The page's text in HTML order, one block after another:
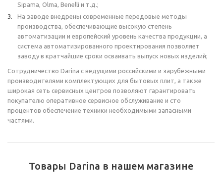
Sipama, Olma, Benelli и т.д.;
На заводе внедрены современные передовые методы
производства, обеспечивающие высокую степень
автоматизации и европейский уровень качества продукции, а
система автоматизированного проектирования позволяет
заводу в кратчайшие сроки осваивать выпуск новых изделий;
Сотрудничество Darina с ведущими российскими и зарубежными
производителями комплектующих для бытовых плит, а также
широкая сеть сервисных центров позволяют гарантировать
покупателю оперативное сервисное обслуживание и сто
процентов обеспечение техники необходимыми запасными
частями.
Товары Darina в нашем магазине